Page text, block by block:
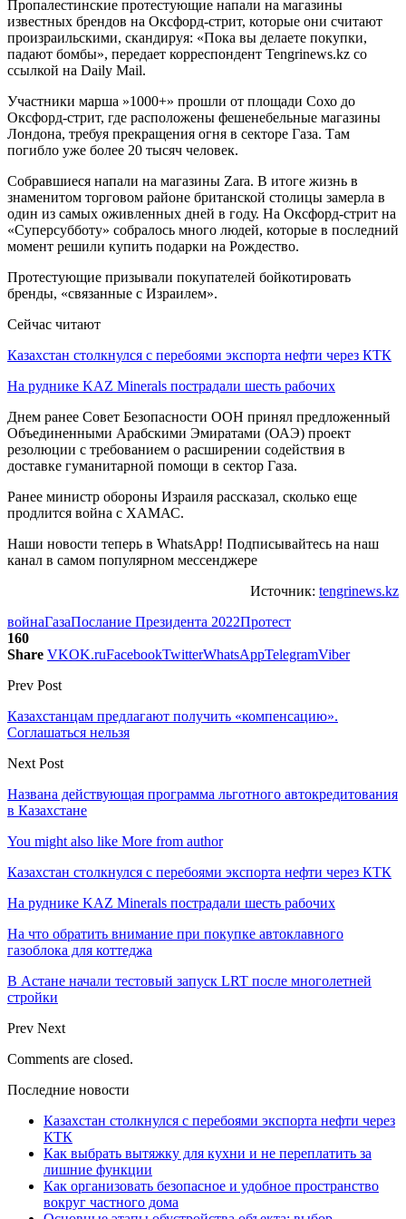
Пропалестинские протестующие напали на магазины
известных брендов на Оксфорд-стрит, которые они считают
произраильскими, скандируя: «Пока вы делаете покупки,
падают бомбы», передает корреспондент Tengrinews.kz со
ссылкой на Daily Mail.
Участники марша ​​»1000+» прошли от площади Сохо до
Оксфорд-стрит, где расположены фешенебельные магазины
Лондона, требуя прекращения огня в секторе Газа. Там
погибло уже более 20 тысяч человек.
Собравшиеся напали на магазины Zara. В итоге жизнь в
знаменитом торговом районе британской столицы замерла в
один из самых оживленных дней в году. На Оксфорд-стрит на
«Суперсубботу» собралось много людей, которые в последний
момент решили купить подарки на Рождество.
Протестующие призывали покупателей бойкотировать
бренды, «связанные с Израилем».
Сейчас читают
Казахстан столкнулся с перебоями экспорта нефти через КТК
На руднике KAZ Minerals пострадали шесть рабочих
Днем ранее Совет Безопасности ООН принял предложенный
Объединенными Арабскими Эмиратами (ОАЭ) проект
резолюции с требованием о расширении содействия в
доставке гуманитарной помощи в сектор Газа.
Ранее министр обороны Израиля рассказал, сколько еще
продлится война с ХАМАС.
Наши новости теперь в WhatsApp! Подписывайтесь на наш
канал в самом популярном мессенджере
Источник: tengrinews.kz
войнаГазаПослание Президента 2022Протест
160
Share VKOK.ruFacebookTwitterWhatsAppTelegramViber
Prev Post
Казахстанцам предлагают получить «компенсацию».
Соглашаться нельзя
Next Post
Названа действующая программа льготного автокредитования
в Казахстане
You might also like More from author
Казахстан столкнулся с перебоями экспорта нефти через КТК
На руднике KAZ Minerals пострадали шесть рабочих
На что обратить внимание при покупке автоклавного
газоблока для коттеджа
В Астане начали тестовый запуск LRT после многолетней
стройки
Prev Next
Comments are closed.
Последние новости
Казахстан столкнулся с перебоями экспорта нефти через
КТК
Как выбрать вытяжку для кухни и не переплатить за
лишние функции
Как организовать безопасное и удобное пространство
вокруг частного дома